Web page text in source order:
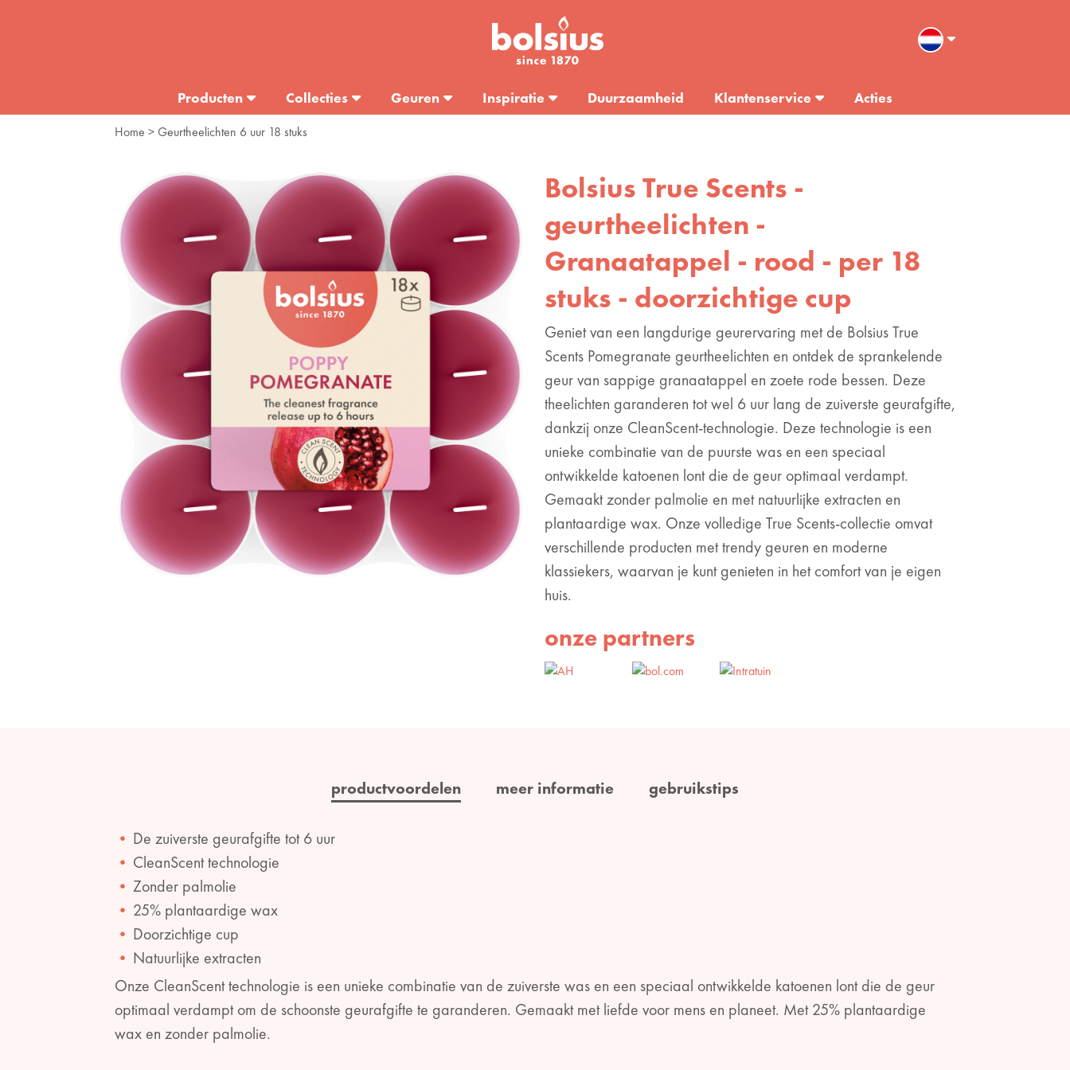
Producten Collecties Geuren Inspiratie Duurzaamheid Klantenservice Acties
Home > Geurtheelichten 6 uur 18 stuks
Bolsius True Scents -
geurtheelichten -
Granaatappel - rood - per 18
stuks - doorzichtige cup
Geniet van een langdurige geurervaring met de Bolsius True
Scents Pomegranate geurtheelichten en ontdek de sprankelende
geur van sappige granaatappel en zoete rode bessen. Deze
theelichten garanderen tot wel 6 uur lang de zuiverste geurafgifte,
dankzij onze CleanScent-technologie. Deze technologie is een
unieke combinatie van de puurste was en een speciaal
ontwikkelde katoenen lont die de geur optimaal verdampt.
Gemaakt zonder palmolie en met natuurlijke extracten en
plantaardige wax. Onze volledige True Scents-collectie omvat
verschillende producten met trendy geuren en moderne
klassiekers, waarvan je kunt genieten in het comfort van je eigen
huis.
onze partners
productvoordelen meer informatie gebruikstips
De zuiverste geurafgifte tot 6 uur
CleanScent technologie
Zonder palmolie
25% plantaardige wax
Doorzichtige cup
Natuurlijke extracten
Onze CleanScent technologie is een unieke combinatie van de zuiverste was en een speciaal ontwikkelde katoenen lont die de geur
optimaal verdampt om de schoonste geurafgifte te garanderen. Gemaakt met liefde voor mens en planeet. Met 25% plantaardige
wax en zonder palmolie.